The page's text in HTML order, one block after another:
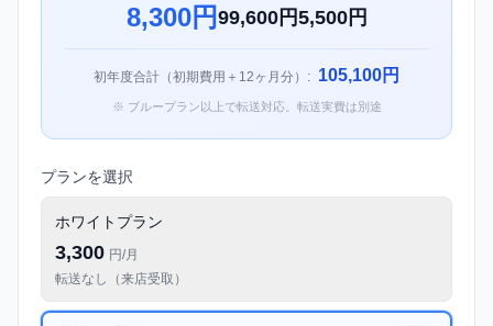
8,300円 99,600円5,500円
初年度合計（初期費用＋12ヶ月分）: 105,100円
※ ブループラン以上で転送対応。転送実費は別途
プランを選択
ホワイトプラン
3,300 円/月
転送なし（来店受取）